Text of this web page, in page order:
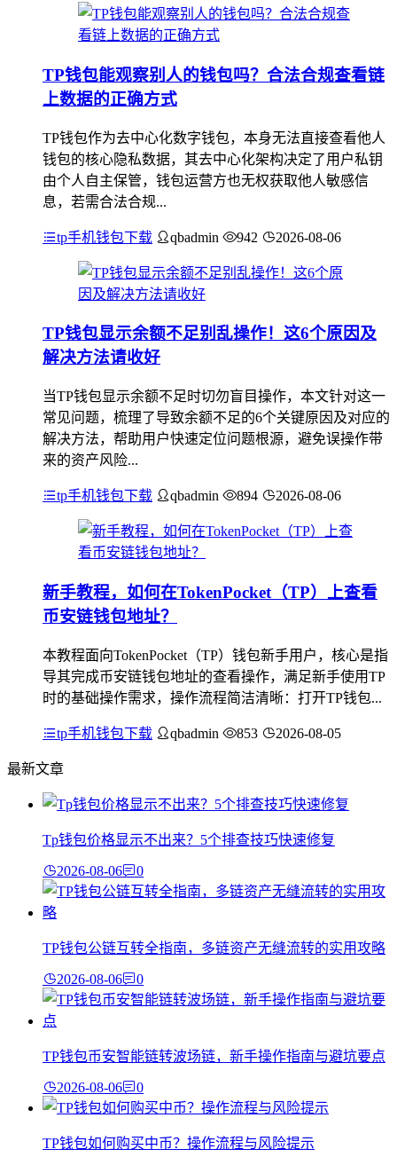
TP钱包能观察别人的钱包吗？合法合规查看链
上数据的正确方式
TP钱包作为去中心化数字钱包，本身无法直接查看他人
钱包的核心隐私数据，其去中心化架构决定了用户私钥
由个人自主保管，钱包运营方也无权获取他人敏感信
息，若需合法合规...
tp手机钱包下载 qbadmin 942 2026-08-06
TP钱包显示余额不足别乱操作！这6个原因及
解决方法请收好
当TP钱包显示余额不足时切勿盲目操作，本文针对这一
常见问题，梳理了导致余额不足的6个关键原因及对应的
解决方法，帮助用户快速定位问题根源，避免误操作带
来的资产风险...
tp手机钱包下载 qbadmin 894 2026-08-06
新手教程，如何在TokenPocket（TP）上查看
币安链钱包地址？
本教程面向TokenPocket（TP）钱包新手用户，核心是指
导其完成币安链钱包地址的查看操作，满足新手使用TP
时的基础操作需求，操作流程简洁清晰：打开TP钱包...
tp手机钱包下载 qbadmin 853 2026-08-05
最新文章
Tp钱包价格显示不出来？5个排查技巧快速修复
2026-08-06 0
TP钱包公链互转全指南，多链资产无缝流转的实用攻略
2026-08-06 0
TP钱包币安智能链转波场链，新手操作指南与避坑要点
2026-08-06 0
TP钱包如何购买中币？操作流程与风险提示